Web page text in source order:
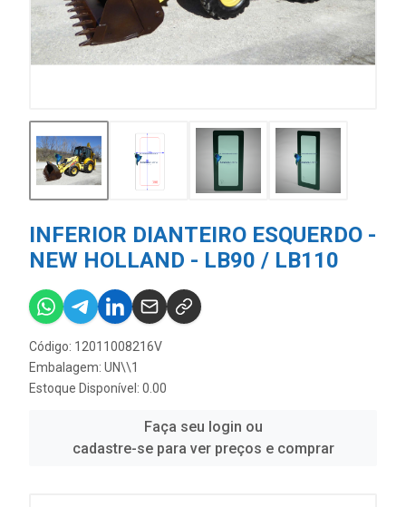
INFERIOR DIANTEIRO ESQUERDO -
NEW HOLLAND - LB90 / LB110
Código: 12011008216V
Embalagem: UN\\1
Estoque Disponível: 0.00
Faça seu login ou
cadastre-se para ver preços e comprar